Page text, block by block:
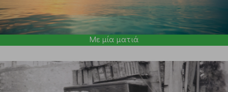
Με μία ματιά